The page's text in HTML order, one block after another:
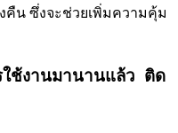
คืน ซึ่งจะช่วยเพิ่มความคุ้ม
ใช้งานมานานแล้ว ติด